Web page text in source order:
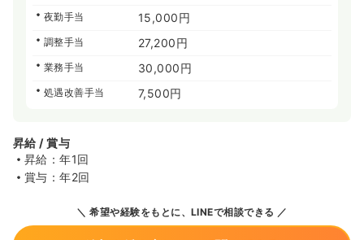
夜勤手当 15,000円
調整手当 27,200円
業務手当 30,000円
処遇改善手当 7,500円
昇給 / 賞与
昇給：年1回
賞与：年2回
希望や経験をもとに、LINEで相談できる